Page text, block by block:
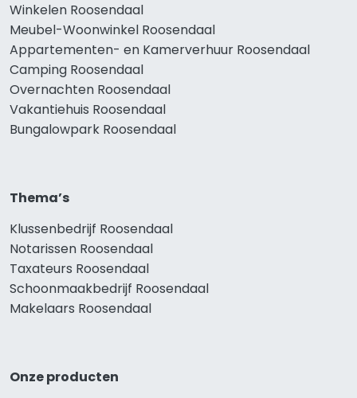
Winkelen Roosendaal
Meubel-Woonwinkel Roosendaal
Appartementen- en Kamerverhuur Roosendaal
Camping Roosendaal
Overnachten Roosendaal
Vakantiehuis Roosendaal
Bungalowpark Roosendaal
Thema’s
Klussenbedrijf Roosendaal
Notarissen Roosendaal
Taxateurs Roosendaal
Schoonmaakbedrijf Roosendaal
Makelaars Roosendaal
Onze producten